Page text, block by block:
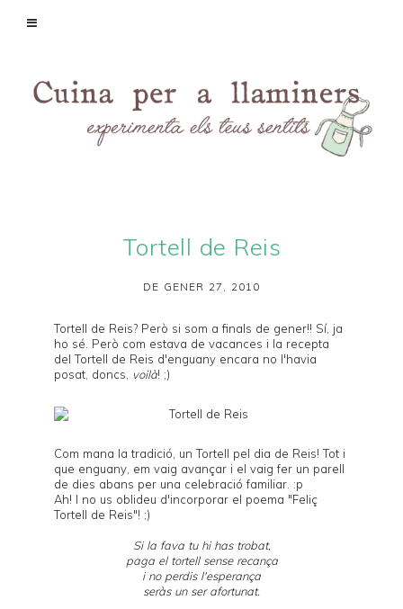
Tortell de Reis
DE GENER 27, 2010
Tortell de Reis? Però si som a finals de gener!! Sí, ja
ho sé. Però com estava de vacances i la recepta
del Tortell de Reis d'enguany encara no l'havia
posat, doncs,
voilà! ;)
Com mana la tradició, un Tortell pel dia de Reis! Tot i
que enguany, em vaig avançar i el vaig fer un parell
de dies abans per una celebració familiar. :p
Ah! I no us oblideu d'incorporar el poema "Feliç
Tortell de Reis"! ;)
Si la fava tu hi has trobat,
paga el tortell sense recança
i no perdis l'esperança
seràs un ser afortunat.